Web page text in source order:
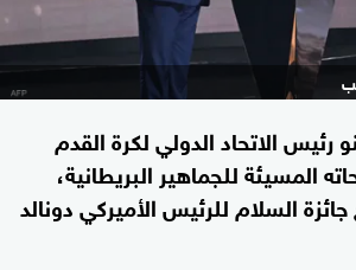
رئيس الاتحاد الدولي لكرة القدم
المسيئة للجماهير البريطانية،
السلام للرئيس الأميركي دونالد